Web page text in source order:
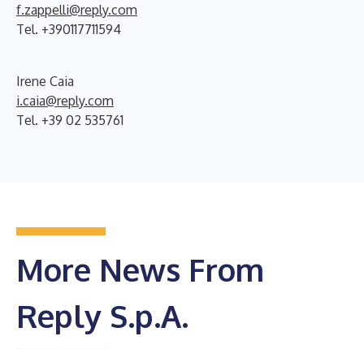
f.zappelli@reply.com
Tel. +390117711594
Irene Caia
i.caia@reply.com
Tel. +39 02 535761
More News From
Reply S.p.A.